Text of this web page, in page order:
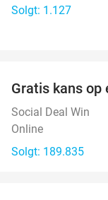
Solgt: 1.127
Gratis kans op
Social Deal Win
Online
Solgt: 189.835